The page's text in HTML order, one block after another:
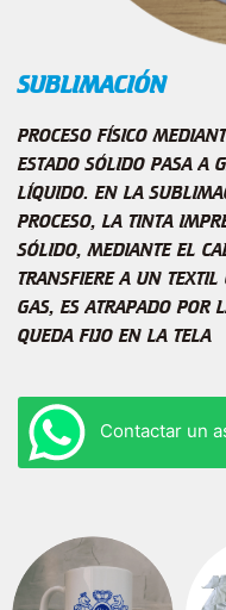
SUBLIMACIÓN
PROCESO FÍSICO
ESTADO SÓLIDO PASA A
LÍQUIDO. EN LA
PROCESO, LA TINTA
SÓLIDO, MEDIANTE EL
TRANSFIERE A UN TEXTIL
GAS, ES ATRAPADO POR
QUEDA FIJO EN LA TELA
Contactar un